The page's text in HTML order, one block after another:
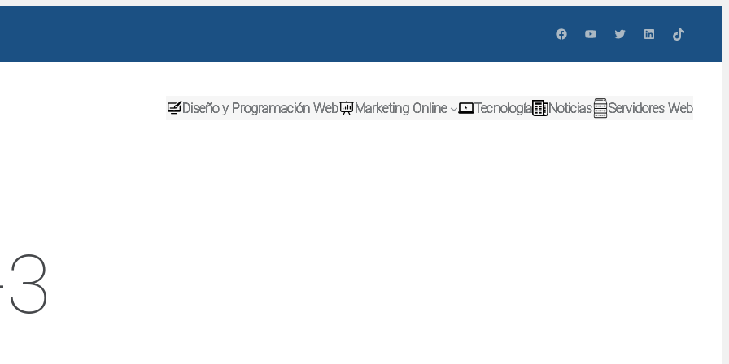
FacebookYouTubeTwitterLinkedInTikTok
Diseño y Programación Web Marketing Online Tecnología Noticias Servidores Web